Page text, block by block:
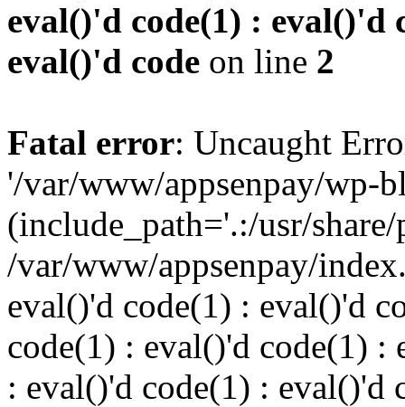
eval()'d code(1) : eval()'d
eval()'d code on line 2
Fatal error: Uncaught
'/var/www/appsenpay/wp-
(include_path='.:/usr/
/var/www/appsenpay/
eval()'d code(1) : eval()'d
code(1) : eval()'d code(1) :
: eval()'d code(1) : eval()'d